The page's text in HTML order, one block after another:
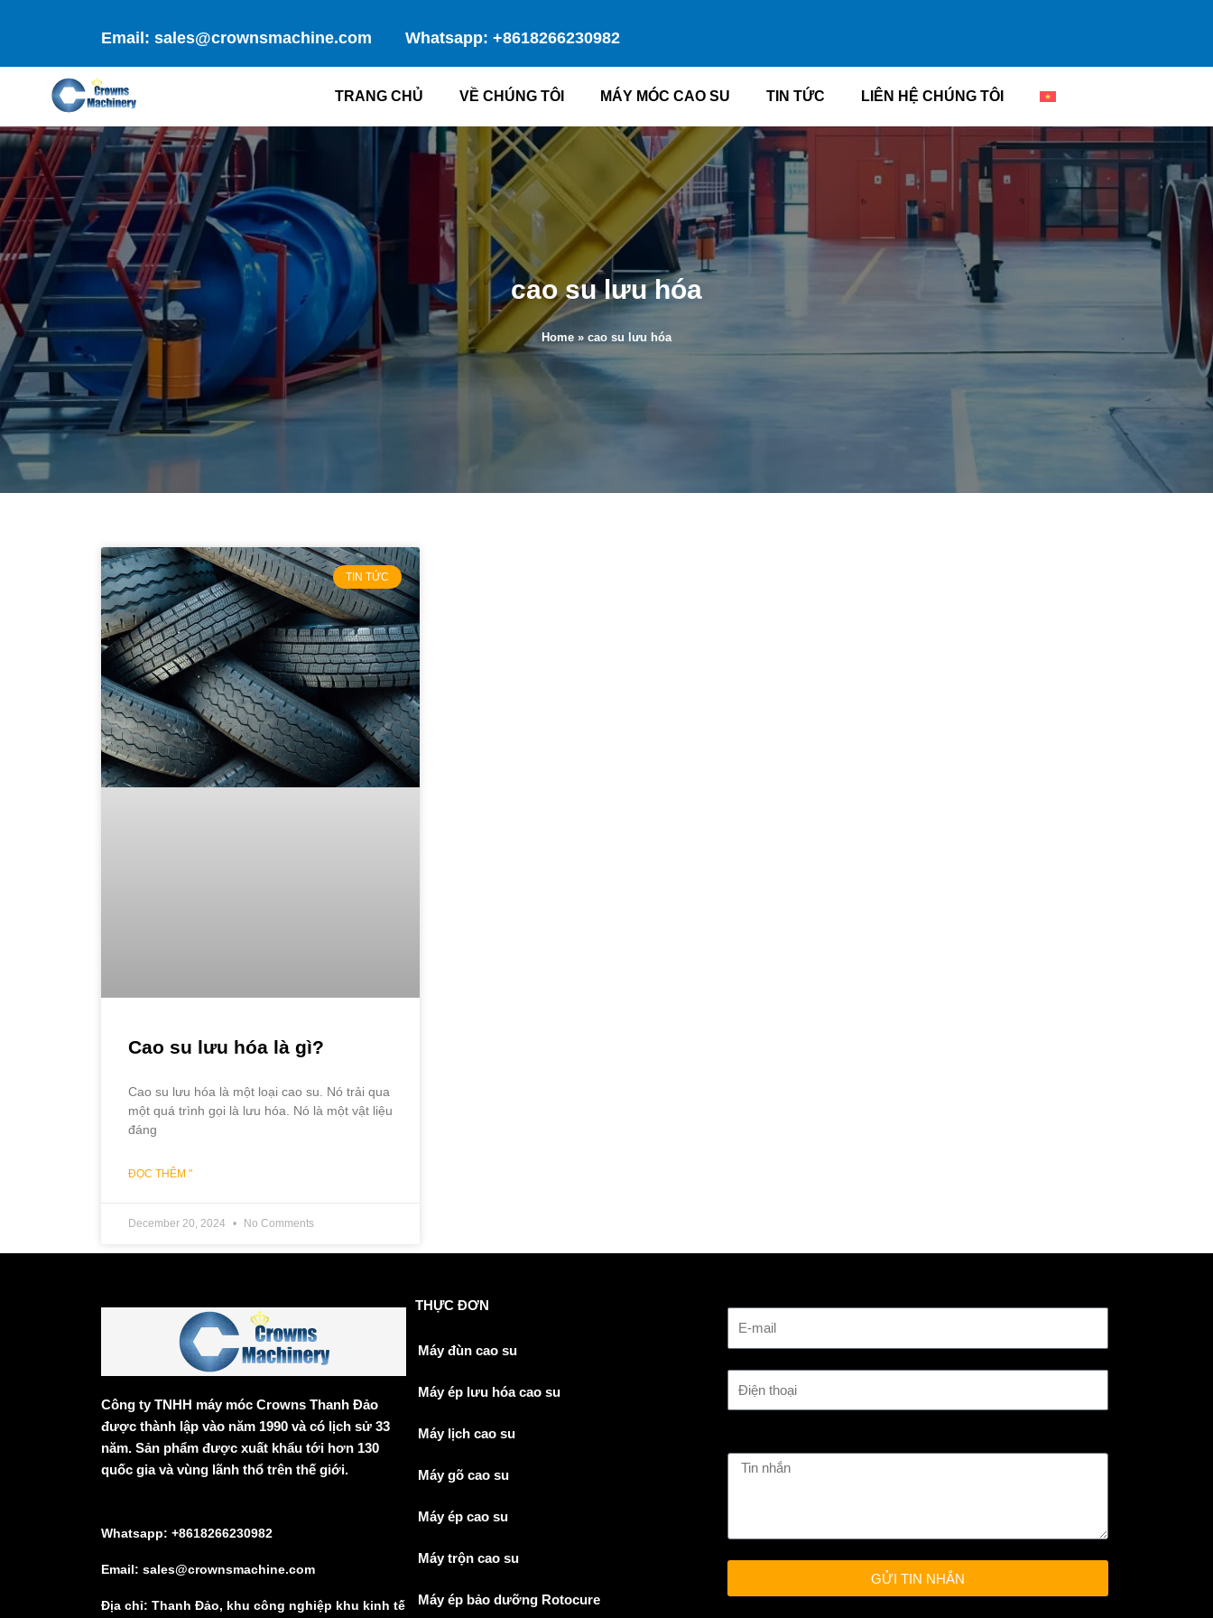
Email: sales@crownsmachine.com Whatsapp: +8618266230982
TRANG CHỦ VỀ CHÚNG TÔI MÁY MÓC CAO SU TIN TỨC LIÊN HỆ CHÚNG TÔI
cao su lưu hóa
Home » cao su lưu hóa
TIN TỨC
Cao su lưu hóa là gì?
Cao su lưu hóa là một loại cao su. Nó trải qua
một quá trình gọi là lưu hóa. Nó là một vật liệu
đáng
ĐỌC THÊM "
December 20, 2024 No Comments
Công ty TNHH máy móc Crowns Thanh Đảo
được thành lập vào năm 1990 và có lịch sử 33
năm. Sản phẩm được xuất khẩu tới hơn 130
quốc gia và vùng lãnh thổ trên thế giới.
Whatsapp: +8618266230982
Email: sales@crownsmachine.com
Địa chỉ: Thanh Đảo, khu công nghiệp khu kinh tế
THỰC ĐƠN
Máy đùn cao su
Máy ép lưu hóa cao su
Máy lịch cao su
Máy gõ cao su
Máy ép cao su
Máy trộn cao su
Máy ép bảo dưỡng Rotocure
GỬI TIN NHẮN